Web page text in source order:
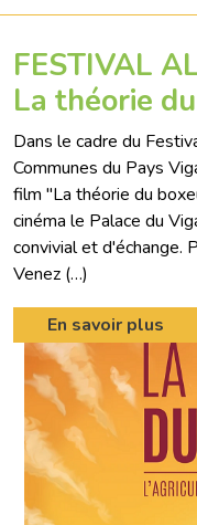
FESTIVAL
La théorie
Dans le cadre du
Communes du Pays
film "La théorie du
cinéma le Palace du
convivial et d'échange.
Venez (…)
En savoir plus